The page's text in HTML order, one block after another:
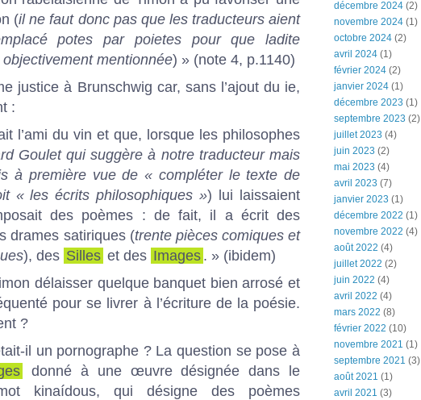
(il ne faut donc pas que les traducteurs aient
potes par poietes pour que ladite
mentionnée) » (note 4, p.1140)
justice à Brunschwig car, sans l’ajout du ie,
:
l’ami du vin et que, lorsque les philosophes
Goulet qui suggère à notre traducteur mais
à première vue de « compléter le texte de
« les écrits philosophiques ») lui laissaient
des poèmes : de fait, il a écrit des
drames satiriques (trente pièces comiques et
), des Silles et des Images . » (ibidem)
délaisser quelque banquet bien arrosé et
pour se livrer à l’écriture de la poésie.
?
il un pornographe ? La question se pose à
donné à une œuvre désignée dans le
kinaídous, qui désigne des poèmes
décembre 2024 (2)
novembre 2024 (1)
octobre 2024 (2)
avril 2024 (1)
février 2024 (2)
janvier 2024 (1)
décembre 2023 (1)
septembre 2023 (2)
juillet 2023 (4)
juin 2023 (2)
mai 2023 (4)
avril 2023 (7)
janvier 2023 (1)
décembre 2022 (1)
novembre 2022 (4)
août 2022 (4)
juillet 2022 (2)
juin 2022 (4)
avril 2022 (4)
mars 2022 (8)
février 2022 (10)
novembre 2021 (1)
septembre 2021 (3)
août 2021 (1)
avril 2021 (3)